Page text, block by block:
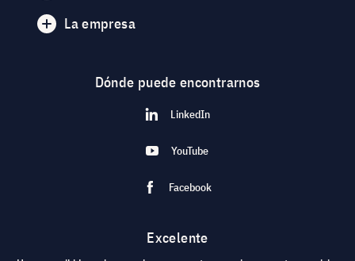
La empresa
Dónde puede encontrarnos
LinkedIn
YouTube
Facebook
Excelente